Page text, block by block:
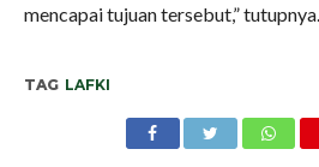
mencapai tujuan tersebut,”
TAG LAFKI